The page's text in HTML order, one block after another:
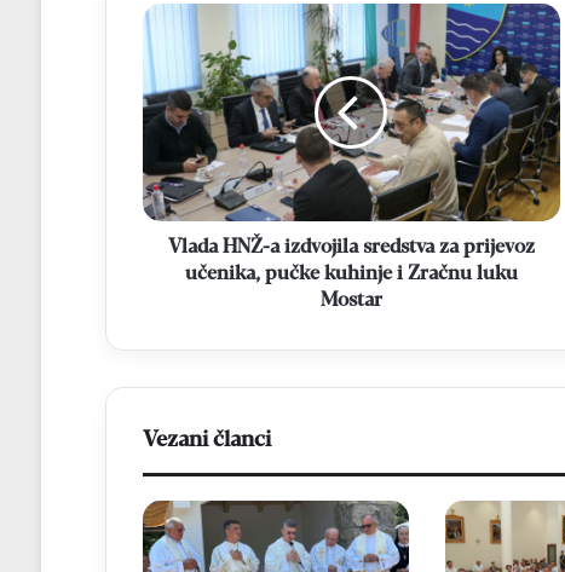
Vlada
HNŽ-
izdvojila
sredstva
prijevoz
učenika,
pučke
kuhinje
Mostar
Vlada HNŽ-a izdvojila sredstva za prijevoz
učenika, pučke kuhinje i Zračnu luku
Mostar
Vezani članci